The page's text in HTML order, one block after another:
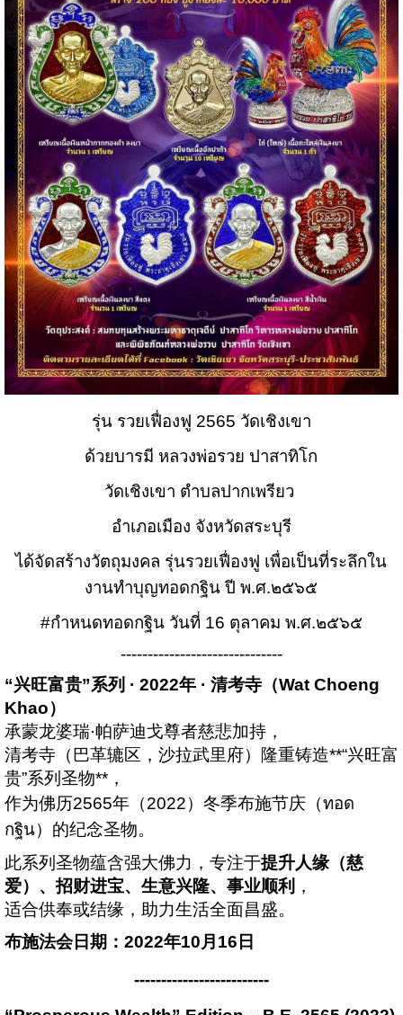
รุ่น รวยเฟื่องฟู 2565 วัดเชิงเขา
ด้วยบารมี หลวงพ่อรวย ปาสาทิโก
วัดเชิงเขา ตำบลปากเพรียว
อำเภอเมือง จังหวัดสระบุรี
ได้จัดสร้างวัตถุมงคล รุ่นรวยเฟื่องฟู เพื่อเป็นที่ระลึกใน
งานทำบุญทอดกฐิน ปี พ.ศ.๒๕๖๕
#กำหนดทอดกฐินวันที่ 16 ตุลาคม พ.ศ.๒๕๖๕
------------------------------
“兴旺富贵”系列 · 2022年 · 清考寺（Wat Choeng
Khao）
承蒙龙婆瑞·帕萨迪戈尊者慈悲加持，
清考寺（巴革辘区，沙拉武里府）隆重铸造**“兴旺富
贵”系列圣物**，
作为佛历2565年（2022）冬季布施节庆（ทอด
กฐิน）的纪念圣物。
此系列圣物蕴含强大佛力，专注于提升人缘（慈
爱）、招财进宝、生意兴隆、事业顺利 ，
适合供奉或结缘，助力生活全面昌盛。
布施法会日期：2022年10月16日
-------------------------